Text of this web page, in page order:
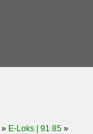
» E-Loks | 91 85 »